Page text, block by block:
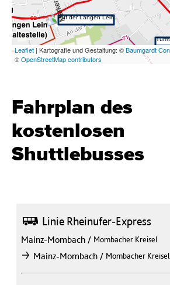
Fahrplan des
kostenlosen
Shuttlebusses
Bus Linie Rheinufer-Express
Mainz-Mombach / Mombacher Kreisel
nachMainz-Mombach / Mombacher Kreisel